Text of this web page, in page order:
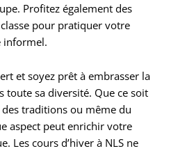
Profitez également des
pour pratiquer votre
informel.
et soyez prêt à embrasser la
toute sa diversité. Que ce soit
traditions ou même du
aspect peut enrichir votre
Les cours d’hiver à NLS ne